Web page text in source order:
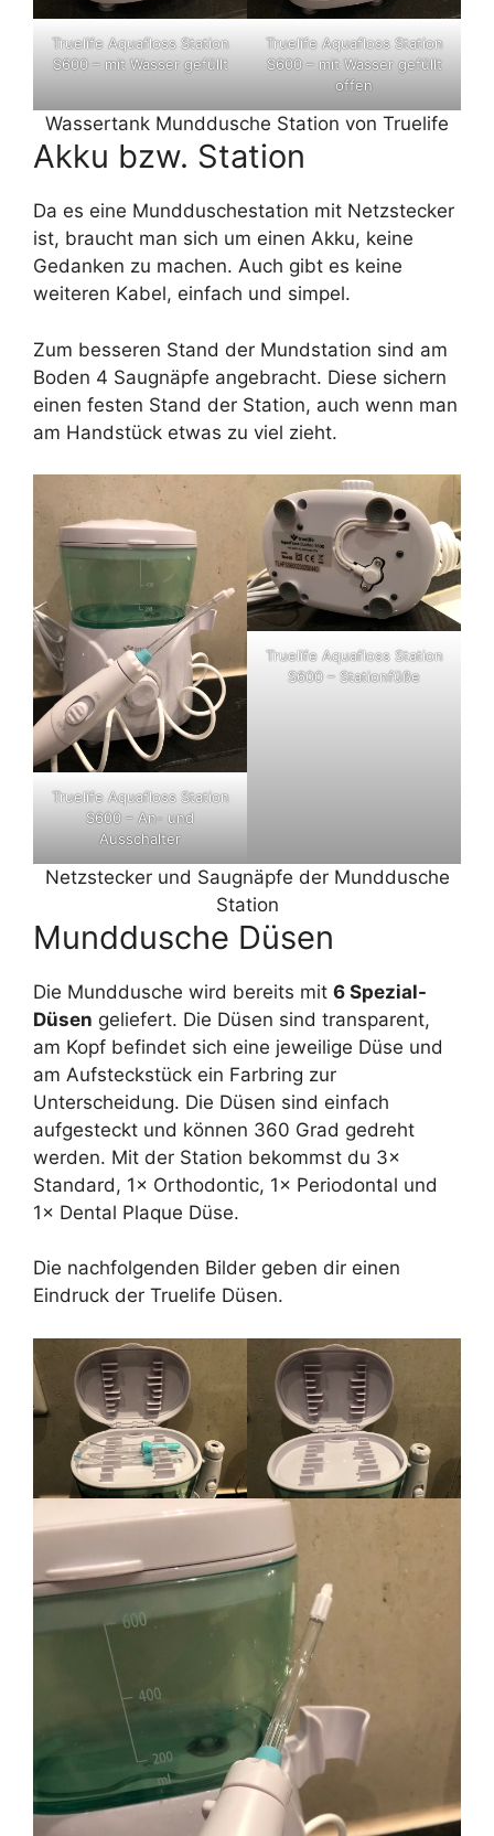
Truelife Aquafloss Station
S600 – mit Wasser gefüllt
Truelife Aquafloss Station
S600 – mit Wasser gefüllt
offen
Wassertank Munddusche Station von Truelife
Akku bzw. Station
Da es eine Mundduschestation mit Netzstecker
ist, braucht man sich um einen Akku, keine
Gedanken zu machen. Auch gibt es keine
weiteren Kabel, einfach und simpel.
Zum besseren Stand der Mundstation sind am
Boden 4 Saugnäpfe angebracht. Diese sichern
einen festen Stand der Station, auch wenn man
am Handstück etwas zu viel zieht.
Truelife Aquafloss Station
S600 – An- und
Ausschalter
Truelife Aquafloss Station
S600 – Stationfüße
Netzstecker und Saugnäpfe der Munddusche
Station
Munddusche Düsen
Die Munddusche wird bereits mit 6 Spezial-
Düsen geliefert. Die Düsen sind transparent,
am Kopf befindet sich eine jeweilige Düse und
am Aufsteckstück ein Farbring zur
Unterscheidung. Die Düsen sind einfach
aufgesteckt und können 360 Grad gedreht
werden. Mit der Station bekommst du 3×
Standard, 1× Orthodontic, 1× Periodontal und
1× Dental Plaque Düse.
Die nachfolgenden Bilder geben dir einen
Eindruck der Truelife Düsen.